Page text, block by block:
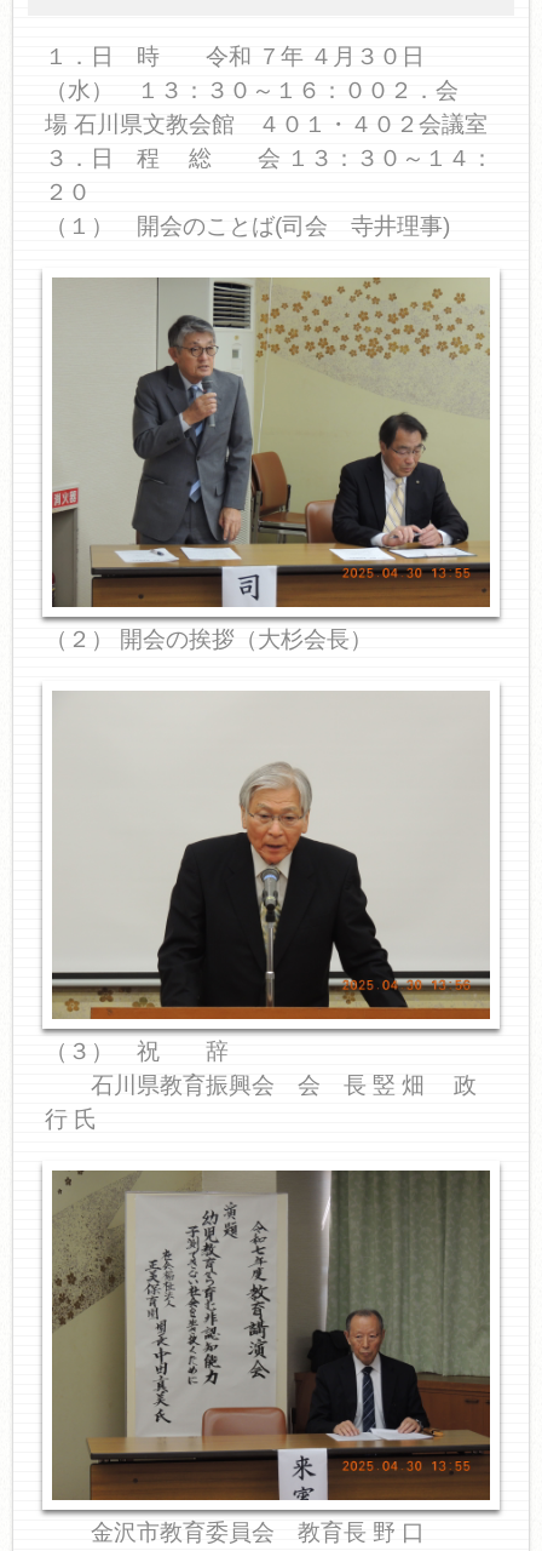
１．日 時 令和 ７年 ４月３０日
（水） １３：３０～１６：００２．会
場 石川県文教会館 ４０１・４０２会議室
３．日 程 総 会 １３：３０～１４：
２０
（１） 開会のことば(司会 寺井理事)
（２） 開会の挨拶（大杉会長）
（３） 祝 辞
石川県教育振興会 会 長 竪 畑 政
行 氏
金沢市教育委員会 教育長 野 口